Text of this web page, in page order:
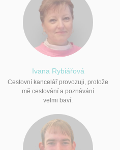
Ivana Rybiářová
Cestovní kancelář provozuji, protože
mě cestování a poznávání
velmi baví.